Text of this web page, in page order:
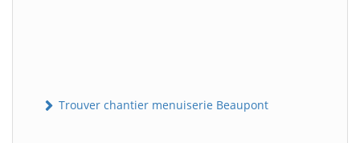
Trouver chantier menuiserie Beaupont